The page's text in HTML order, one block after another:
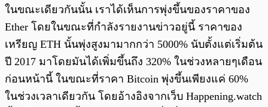
ในขณะเดียวกันนั้น เราได้เห็นการพุ่งขึ้นของราคาของ
Ether โดยในขณะที่กำลังรายงานข่าวอยู่นี้ ราคาของ
เหรียญ ETH นั้นพุ่งสูงมามากกว่า 5000% นับตั้งแต่เริ่มต้น
ปี 2017 มาโดยมันได้เพิ่มขึ้นถึง 320% ในช่วงหลายๆเดือน
ก่อนหน้านี้ ในขณะที่ราคา Bitcoin พุ่งขึ้นเพียงแค่ 60%
ในช่วงเวลาเดียวกัน โดยอ้างอิงจากเว็บ Happening.watch